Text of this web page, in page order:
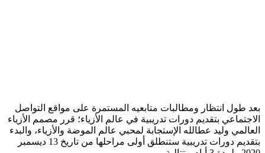
بعد طول انتظار ومطالبات متابعيه المستمرة على مواقع التواصل
الاجتماعي بتقديم دورات تدريبية في عالم الأزياء؛ قرر مصمم الأزياء
العالمي وليد عطالله الإستجابة لمحبي عالم الموضة والأزياء، والبدء
بتقديم دورات تدريبية ستنطلق أولى مراحلها من تاريخ 13 ديسمبر